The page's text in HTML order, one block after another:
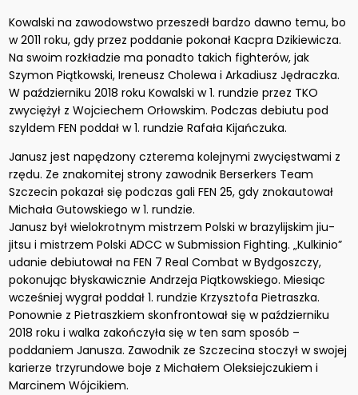
Kowalski na zawodowstwo przeszedł bardzo dawno temu, bo
w 2011 roku, gdy przez poddanie pokonał Kacpra Dzikiewicza.
Na swoim rozkładzie ma ponadto takich fighterów, jak
Szymon Piątkowski, Ireneusz Cholewa i Arkadiusz Jędraczka.
W październiku 2018 roku Kowalski w 1. rundzie przez TKO
zwyciężył z Wojciechem Orłowskim. Podczas debiutu pod
szyldem FEN poddał w 1. rundzie Rafała Kijańczuka.
Janusz jest napędzony czterema kolejnymi zwycięstwami z
rzędu. Ze znakomitej strony zawodnik Berserkers Team
Szczecin pokazał się podczas gali FEN 25, gdy znokautował
Michała Gutowskiego w 1. rundzie.
Janusz był wielokrotnym mistrzem Polski w brazylijskim jiu-
jitsu i mistrzem Polski ADCC w Submission Fighting. „Kulkinio”
udanie debiutował na FEN 7 Real Combat w Bydgoszczy,
pokonując błyskawicznie Andrzeja Piątkowskiego. Miesiąc
wcześniej wygrał poddał 1. rundzie Krzysztofa Pietraszka.
Ponownie z Pietraszkiem skonfrontował się w październiku
2018 roku i walka zakończyła się w ten sam sposób –
poddaniem Janusza. Zawodnik ze Szczecina stoczył w swojej
karierze trzyrundowe boje z Michałem Oleksiejczukiem i
Marcinem Wójcikiem.